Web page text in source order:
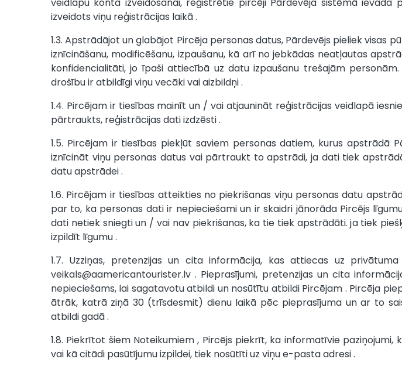
izveidots viņu reģistrācijas laikā .
1.3. Apstrādājot un glabājot Pircēja personas datus, Pārdevējs pieliek visas
iznīcināšanu, modificēšanu, izpaušanu, kā arī no jebkādas neatļautas
konfidencialitāti, jo īpaši attiecībā uz datu izpaušanu trešajām
drošību ir atbildīgi viņu vecāki vai aizbildņi .
1.4. Pircējam ir tiesības mainīt un / vai atjaunināt reģistrācijas veidlapā
pārtraukts, reģistrācijas dati izdzēsti .
1.5. Pircējam ir tiesības piekļūt saviem personas datiem, kurus
iznīcināt viņu personas datus vai pārtraukt to apstrādi, ja dati tiek
datu apstrādei .
1.6. Pircējam ir tiesības atteikties no piekrišanas viņu personas datu
par to, ka personas dati ir nepieciešami un ir skaidri jānorāda Pircējs
dati netiek sniegti un / vai nav piekrišanas, ka tie tiek apstrādāti. ja tiek
izpildīt līgumu .
1.7. Uzziņas, pretenzijas un cita informācija, kas attiecas uz
veikals@aamericantourister.lv . Pieprasījumi, pretenzijas un cita
nepieciešams, lai sagatavotu atbildi un nosūtītu atbildi Pircējam . Pircēja
ātrāk, katrā ziņā 30 (trīsdesmit) dienu laikā pēc pieprasījuma un ar to
atbildi gadā .
1.8. Piekrītot šiem Noteikumiem , Pircējs piekrīt, ka informatīvie
vai kā citādi pasūtījumu izpildei, tiek nosūtīti uz viņu e-pasta adresi .